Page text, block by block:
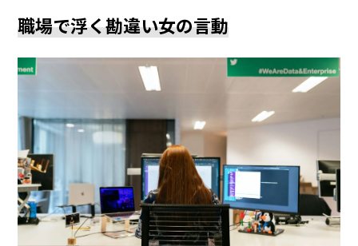
職場で浮く勘違い女の言動